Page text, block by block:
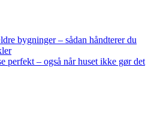
bygninger – sådan håndterer du
perfekt – også når huset ikke gør det